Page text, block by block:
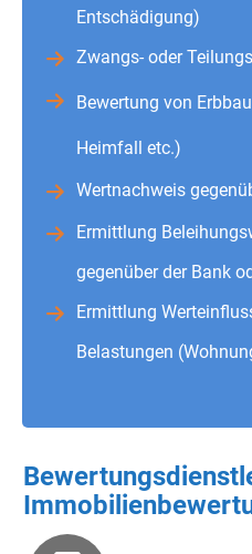
Entschädigung)
Zwangs- oder
Bewertung von
Heimfall etc.)
Wertnachweis
Ermittlung
gegenüber der Bank
Ermittlung
Belastungen